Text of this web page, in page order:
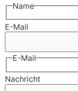
Name
E-Mail
E-Mail
Nachricht